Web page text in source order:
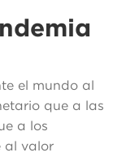
el mundo al
que a las
a los
al valor